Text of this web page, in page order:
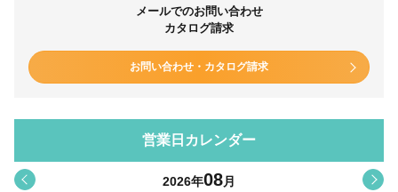
メールでのお問い合わせ
カタログ請求
お問い合わせ・カタログ請求
営業日カレンダー
< 2026年08月